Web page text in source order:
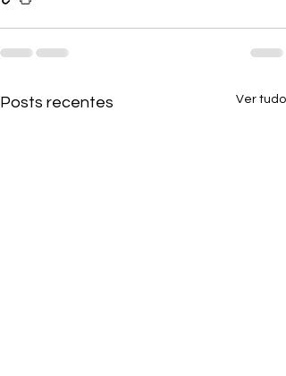
Posts recentes Ver tudo